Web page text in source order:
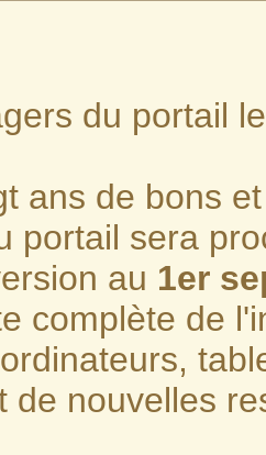
du portail
ans de bons
portail sera
au 1er
complète de
de nouvelles